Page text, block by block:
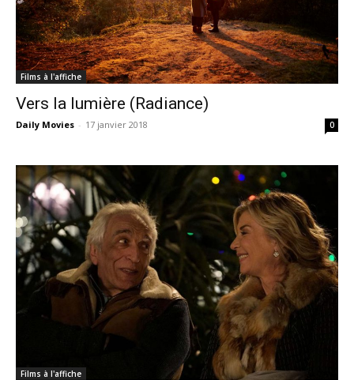
Films à l'affiche
Vers la lumière (Radiance)
Daily Movies - 17 janvier 2018 0
Films à l'affiche